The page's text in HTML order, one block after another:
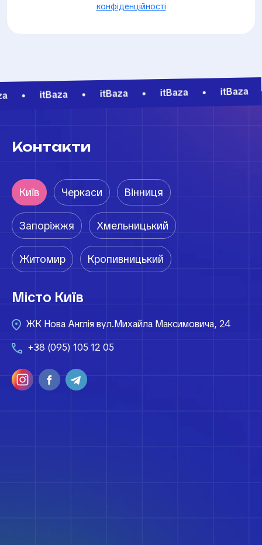
конфіденційності
itBaza itBaza itBaza itBaza
Контакти
Київ Черкаси Вінниця
Запоріжжя Хмельницький
Житомир Кропивницький
Місто Київ
ЖК Нова Англія вул.Михайла Максимовича, 24
+38 (095) 105 12 05